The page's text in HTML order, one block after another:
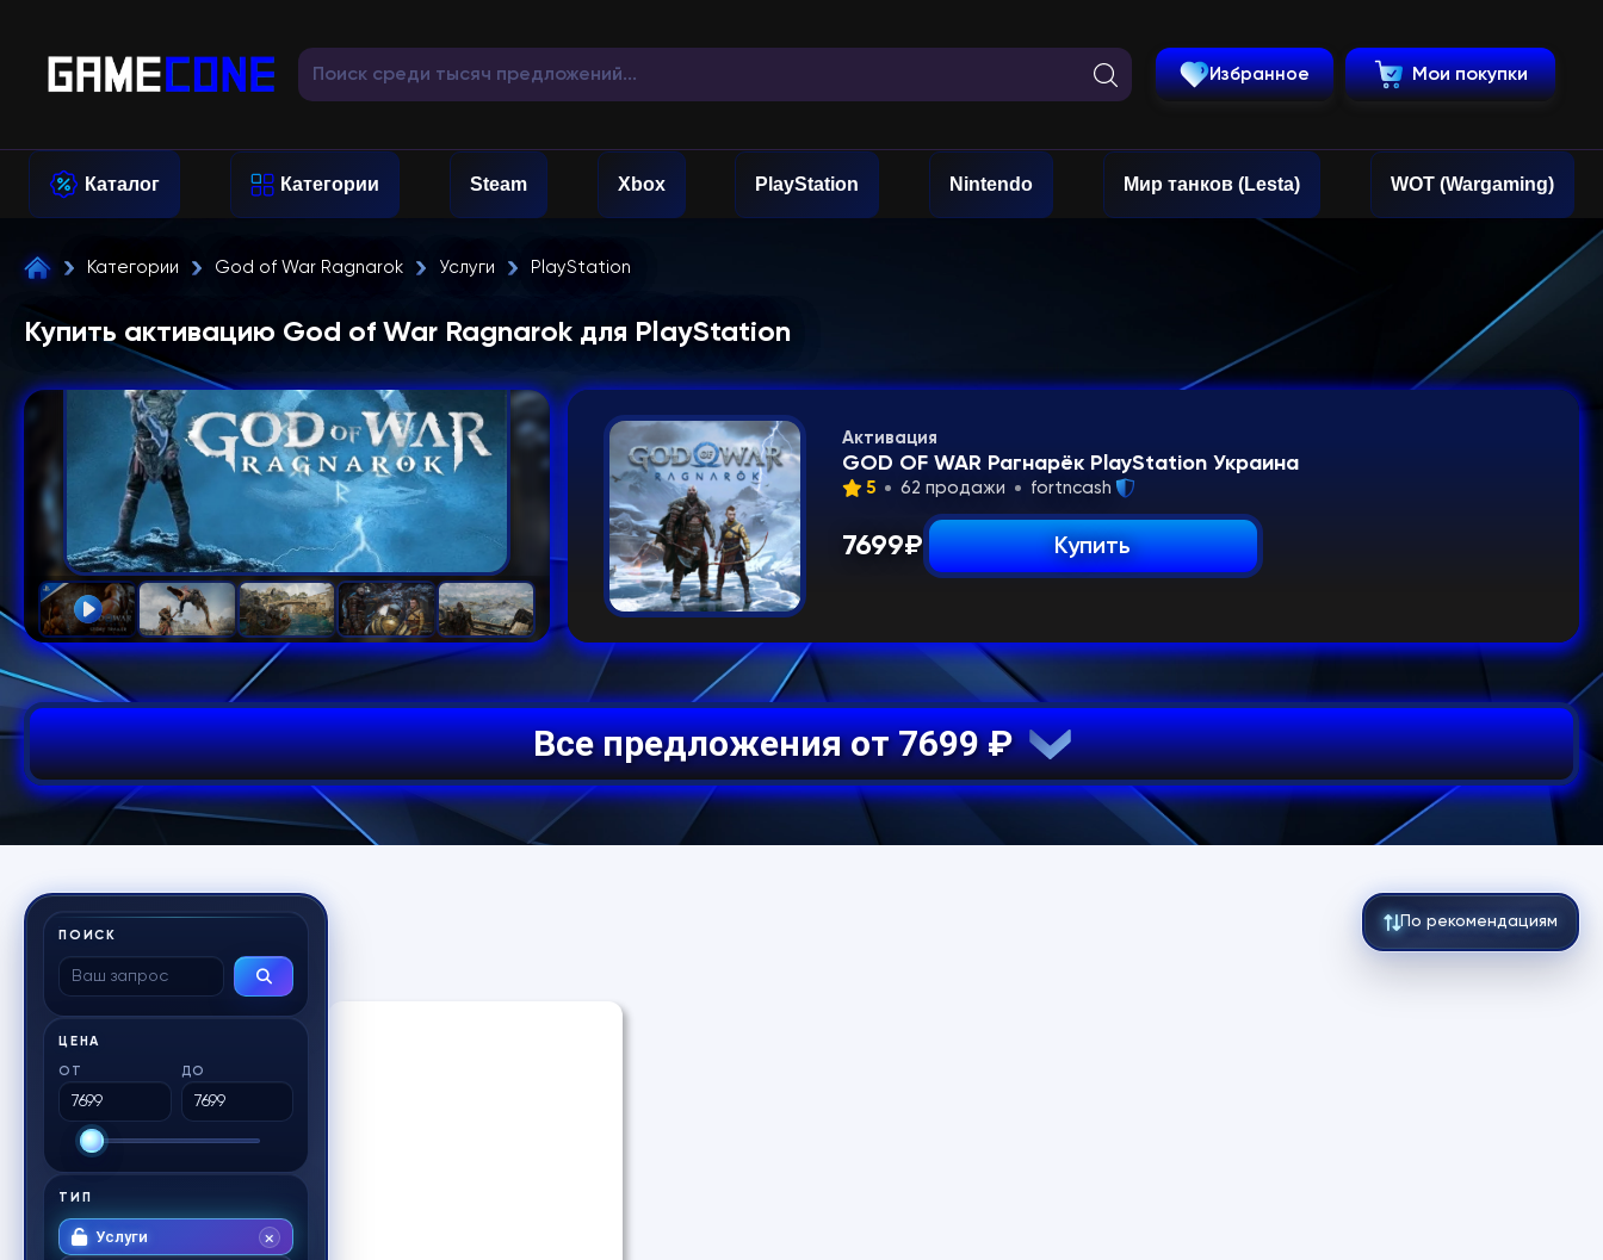
Избранное Мои покупки
Каталог Категории Steam Xbox PlayStation Nintendo Мир танков (Lesta) WOT (Wargaming)
Категории God of War Ragnarok Услуги PlayStation
Купить активацию God of War Ragnarok для PlayStation
Активация
GOD OF WAR Рагнарёк PlayStation Украина
5 62 продажи fortncash
7699₽ Купить
Все предложения от 7699 ₽
ПОИСК
ЦЕНА
ОТ ДО
ТИП
Услуги
По рекомендациям